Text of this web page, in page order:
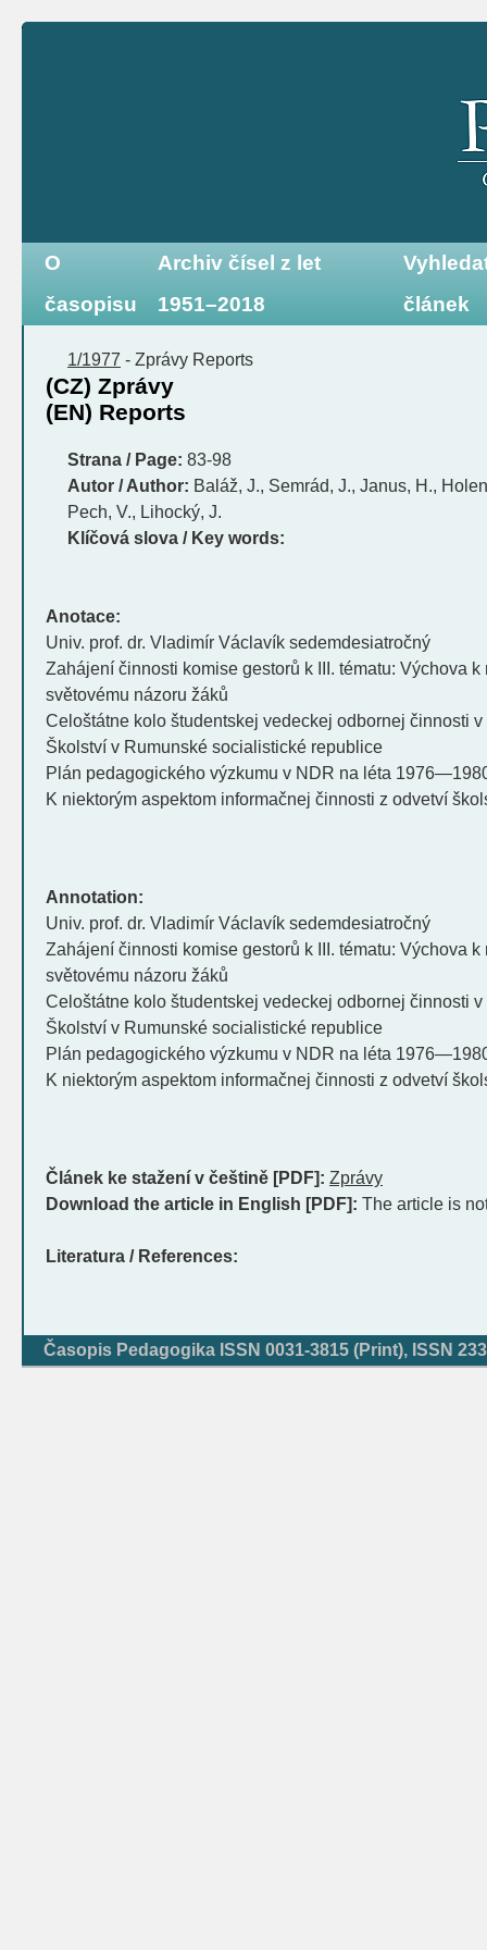
O
časopisu
Archiv čísel z let
1951–2018
článek
1/1977 - Zprávy Reports
(CZ) Zprávy
(EN) Reports
Strana / Page: 83-98
Autor / Author: Baláž, J., Semrád, J., Janus, H.,
Pech, V., Lihocký, J.
Klíčová slova / Key words:
Anotace:
Univ. prof. dr. Vladimír Václavík sedemdesiatročný
Zahájení činnosti komise gestorů k III. tématu: Výchova
světovému názoru žáků
Celoštátne kolo študentskej vedeckej odbornej činnosti
Školství v Rumunské socialistické republice
Plán pedagogického výzkumu v NDR na léta
K niektorým aspektom informačnej činnosti z odvetví
Annotation:
Univ. prof. dr. Vladimír Václavík sedemdesiatročný
Zahájení činnosti komise gestorů k III. tématu: Výchova
světovému názoru žáků
Celoštátne kolo študentskej vedeckej odbornej činnosti
Školství v Rumunské socialistické republice
Plán pedagogického výzkumu v NDR na léta
K niektorým aspektom informačnej činnosti z odvetví
Článek ke stažení v češtině [PDF]: Zprávy
Download the article in English [PDF]: The article is
Literatura / References:
Časopis Pedagogika ISSN 0031-3815 (Print), ISSN